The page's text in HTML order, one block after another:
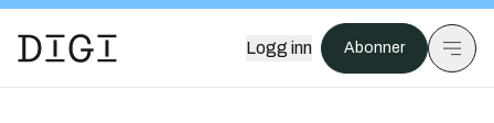
Logg inn Abonner